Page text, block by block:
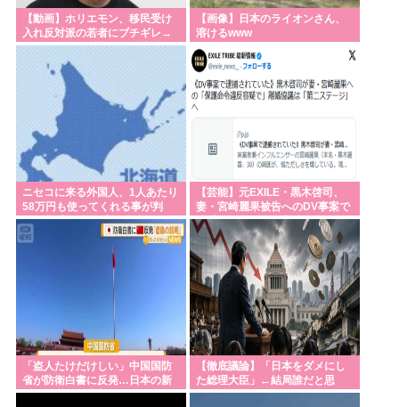
【動画】ホリエモン、移民受け
入れ反対派の若者にブチギレ→
スタジオ誰も反論できず沈黙w
【画像】日本のライオンさん、
溶けるwww
ニセコに来る外国人、1人あたり
58万円も使ってくれる事が判
明。貧乏ジャップの4.6倍も使う
模様
【芸能】元EXILE・黒木啓司、
妻・宮崎麗果被告へのDV事案で
逮捕されていた 宮崎は全身打
撲、頭部裂
「盗人たけだけしい」中国国防
省が防衛白書に反発…日本の新
型軍国主義と批判！
【徹底議論】「日本をダメにし
た総理大臣」←結局誰だと思
う？